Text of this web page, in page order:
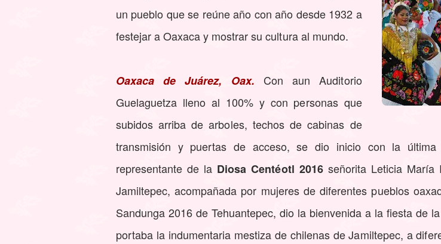
un pueblo que se reúne año con año desde 1932 a
festejar a Oaxaca y mostrar su cultura al mundo.
Oaxaca de Juárez, Oax. Con aun Auditorio
Guelaguetza lleno al 100% y con personas que
subidos arriba de arboles, techos de cabinas de
transmisión y puertas de acceso, se dio inicio con la
representante de la Diosa Centéotl 2016 señorita Leticia
Jamiltepec, acompañada por mujeres de diferentes pueblos
Sandunga 2016 de Tehuantepec, dio la bienvenida a la fiesta de
portaba la indumentaria mestiza de chilenas de Jamiltepec, a